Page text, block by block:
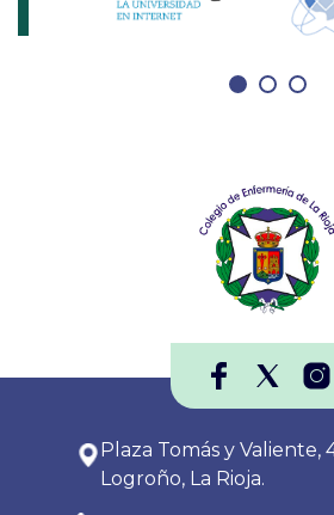
Plaza Tomás y Valiente,
Logroño, La Rioja.